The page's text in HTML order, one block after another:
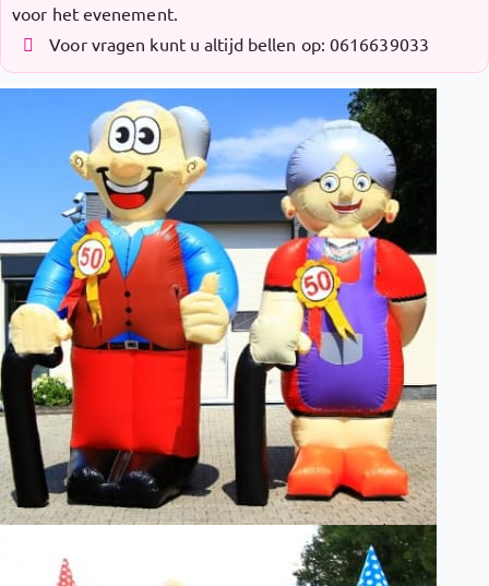
voor het evenement.
Voor vragen kunt u altijd bellen op: 0616639033